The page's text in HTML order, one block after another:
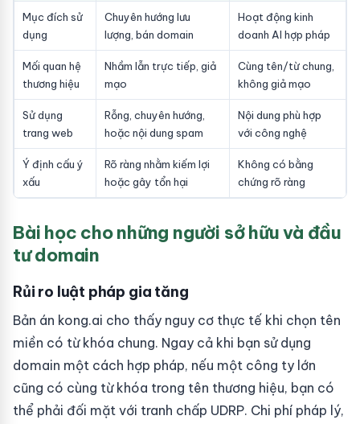
Mục đích sử
dụng
Chuyên hướng lưu
lượng, bán domain
Hoạt động kinh
doanh AI hợp pháp
Mối quan hệ
thương hiệu
Nhầm lẫn trực tiếp, giả
mạo
Cùng tên/từ chung,
không giả mạo
Sử dụng
trang web
Rỗng, chuyên hướng,
hoặc nội dung spam
Nội dung phù hợp
với công nghệ
Ý định cấu ý
xấu
Rõ ràng nhằm kiếm lợi
hoặc gây tổn hại
Không có bằng
chứng rõ ràng
Bài học cho những người sở hữu và đầu
tư domain
Rủi ro luật pháp gia tăng
Bản án kong.ai cho thấy nguy cơ thực tế khi chọn tên
miền có từ khóa chung. Ngay cả khi bạn sử dụng
domain một cách hợp pháp, nếu một công ty lớn
cũng có cùng từ khóa trong tên thương hiệu, bạn có
thể phải đối mặt với tranh chấp UDRP. Chi phí pháp lý,